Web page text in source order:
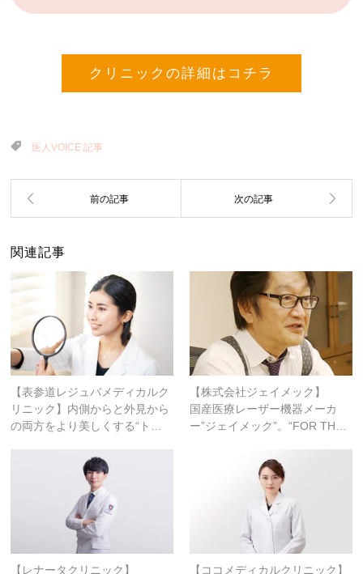
クリニックの詳細はコチラ
医人VOICE 記事
関連記事
【表参道レジュバメディカルク
リニック】内側からと外見から
の両方をより美しくする“ト…
【株式会社ジェイメック】
国産医療レーザー機器メーカ
ー”ジェイメック”。“FOR TH…
【レナータクリニック】 【ココメディカルクリニック】